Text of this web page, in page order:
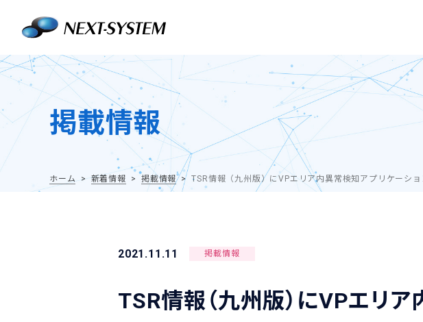
掲載情報
ホーム 新着情報 掲載情報 TSR情報（九州版）にVPエリア内異常検知アプリケーシ
2021.11.11 掲載情報
TSR情報（九州版）にVPエリ